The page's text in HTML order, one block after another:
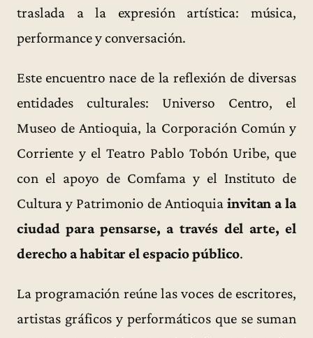
traslada a la expresión artística: música,
performance y conversación.
Este encuentro nace de la reflexión de diversas
entidades culturales: Universo Centro, el
Museo de Antioquia, la Corporación Común y
Corriente y el Teatro Pablo Tobón Uribe, que
con el apoyo de Comfama y el Instituto de
Cultura y Patrimonio de Antioquiainvitan a la
ciudad para pensarse, a través del arte, el
derecho a habitar el espacio público.
La programación reúne las voces de escritores,
artistas gráficos y performáticos que se suman